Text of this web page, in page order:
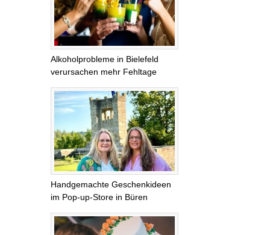
Alkoholprobleme in Bielefeld
verursachen mehr Fehltage
Handgemachte Geschenkideen
im Pop-up-Store in Büren